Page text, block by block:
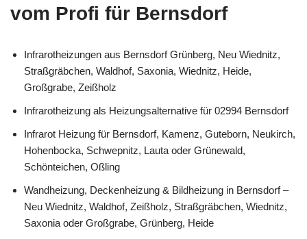
vom Profi für Bernsdorf
Infrarotheizungen aus Bernsdorf Grünberg, Neu Wiednitz,
Straßgräbchen, Waldhof, Saxonia, Wiednitz, Heide,
Großgrabe, Zeißholz
Infrarotheizung als Heizungsalternative für 02994 Bernsdorf
Infrarot Heizung für Bernsdorf, Kamenz, Guteborn, Neukirch,
Hohenbocka, Schwepnitz, Lauta oder Grünewald,
Schönteichen, Oßling
Wandheizung, Deckenheizung & Bildheizung in Bernsdorf –
Neu Wiednitz, Waldhof, Zeißholz, Straßgräbchen, Wiednitz,
Saxonia oder Großgrabe, Grünberg, Heide